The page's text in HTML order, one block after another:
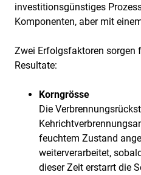
investitionsgünstiges
Komponenten, aber mit
Zwei Erfolgsfaktoren sorgen
Resultate:
Korngrösse
Die
feuchtem Zustand
weiterverarbeitet,
dieser Zeit erstarrt die